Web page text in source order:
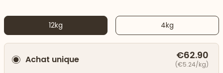
vers le bas
12kg 4kg
Achat unique €62.90
(€5.24/kg)